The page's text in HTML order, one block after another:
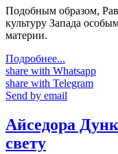
Подобным образом,
культуру Запада
материи.
Подробнее...
share with Whatsapp
share with Telegram
Send by email
Айседора
свету